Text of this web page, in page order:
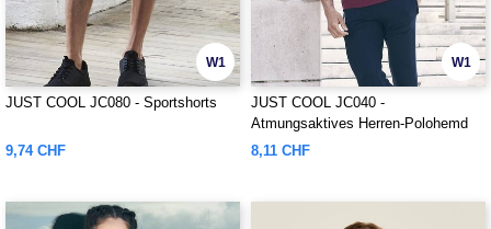
W1
JUST COOL JC080 - Sportshorts
9,74 CHF
W1
JUST COOL JC040 -
Atmungsaktives Herren-Polohemd
8,11 CHF